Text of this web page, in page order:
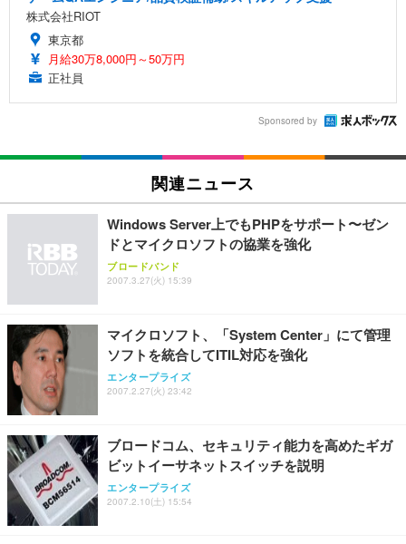
株式会社RIOT
東京都
月給30万8,000円～50万円
正社員
Sponsored by
関連ニュース
Windows Server上でもPHPをサポート〜ゼン
ドとマイクロソフトの協業を強化
ブロードバンド
2007.3.27(火) 15:39
マイクロソフト、「System Center」にて管理
ソフトを統合してITIL対応を強化
エンタープライズ
2007.2.27(火) 23:42
ブロードコム、セキュリティ能力を高めたギガ
ビットイーサネットスイッチを説明
エンタープライズ
2007.2.10(土) 15:54